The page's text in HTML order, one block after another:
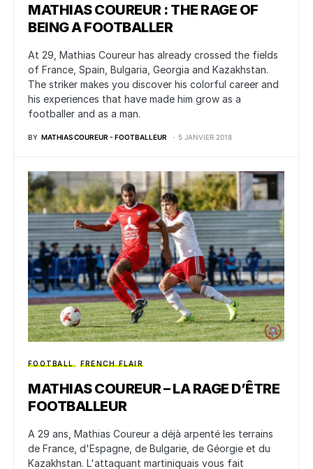
MATHIAS COUREUR : THE RAGE OF
BEING A FOOTBALLER
At 29, Mathias Coureur has already crossed the fields
of France, Spain, Bulgaria, Georgia and Kazakhstan.
The striker makes you discover his colorful career and
his experiences that have made him grow as a
footballer and as a man.
BY MATHIAS COUREUR - FOOTBALLEUR 5 JANVIER 2018
FOOTBALL FRENCH FLAIR
MATHIAS COUREUR – LA RAGE D’ÊTRE
FOOTBALLEUR
A 29 ans, Mathias Coureur a déjà arpenté les terrains
de France, d'Espagne, de Bulgarie, de Géorgie et du
Kazakhstan. L'attaquant martiniquais vous fait